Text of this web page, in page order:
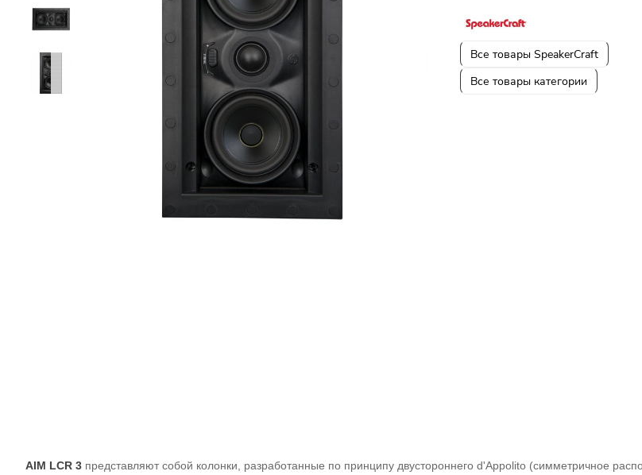
Все товары SpeakerCraft
Все товары категории
AIM LCR 3 представляют собой колонки, разработанные по принципу двустороннего d'Appolito (симметричное